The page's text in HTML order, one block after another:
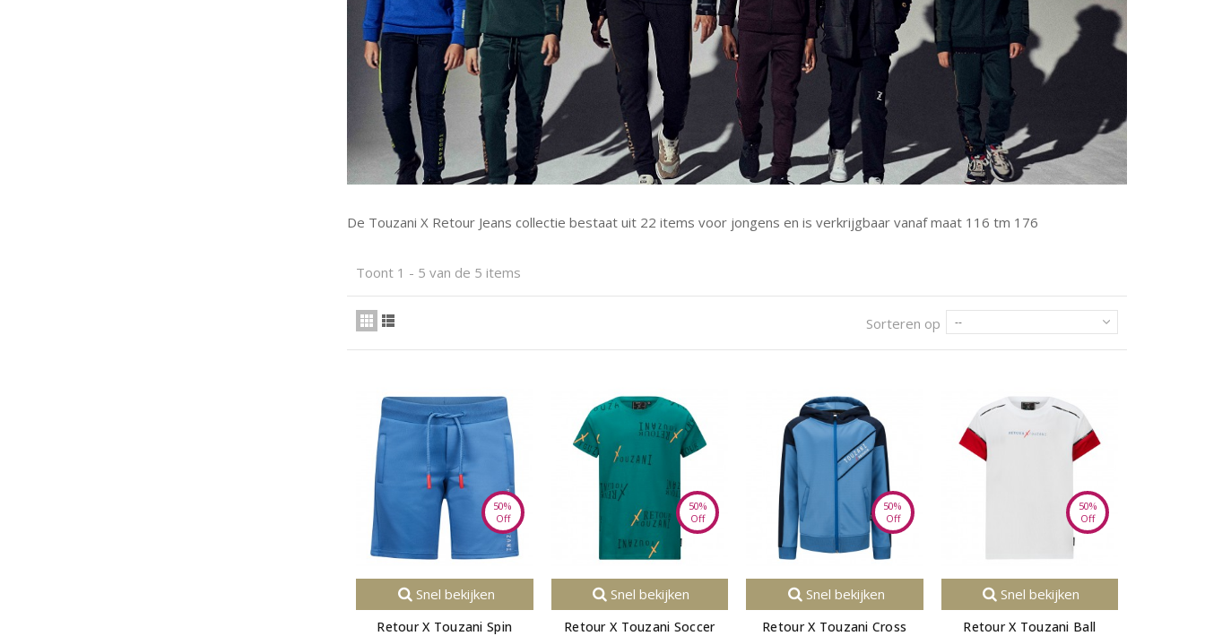
De Touzani X Retour Jeans collectie bestaat uit 22 items voor jongens en is verkrijgbaar vanaf maat 116 tm 176
Toont 1 - 5 van de 5 items
Sorteren op --
50%
Off
Snel bekijken
Retour X Touzani Spin
50%
Off
Snel bekijken
Retour X Touzani Soccer
50%
Off
Snel bekijken
Retour X Touzani Cross
50%
Off
Snel bekijken
Retour X Touzani Ball